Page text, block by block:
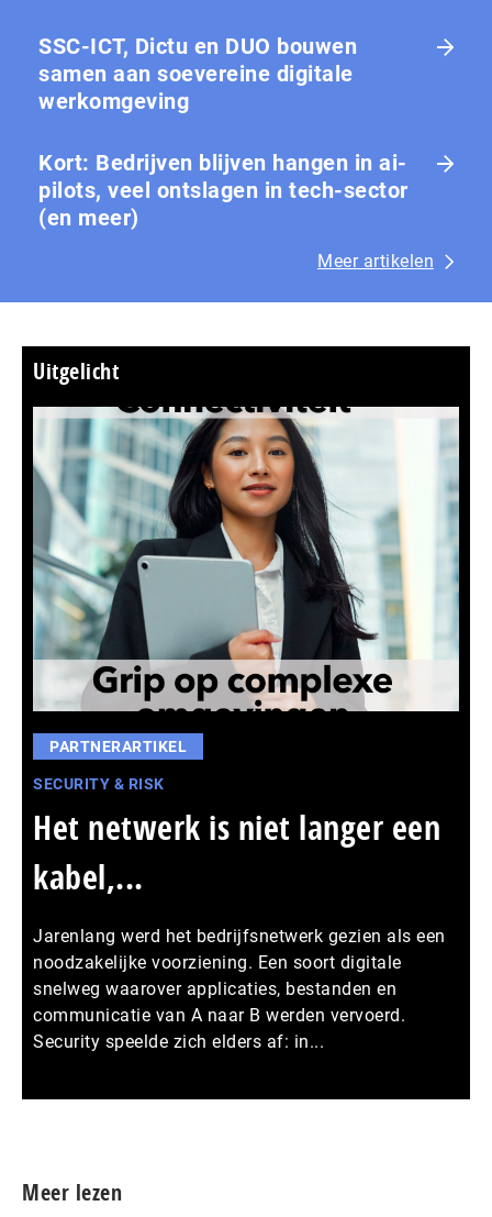
SSC-ICT, Dictu en DUO bouwen
samen aan soevereine digitale
werkomgeving
Kort: Bedrijven blijven hangen in ai-
pilots, veel ontslagen in tech-sector
(en meer)
Meer artikelen
Uitgelicht
PARTNERARTIKEL
SECURITY & RISK
Het netwerk is niet langer een
kabel,...
Jarenlang werd het bedrijfsnetwerk gezien als een
noodzakelijke voorziening. Een soort digitale
snelweg waarover applicaties, bestanden en
communicatie van A naar B werden vervoerd.
Security speelde zich elders af: in...
Meer lezen